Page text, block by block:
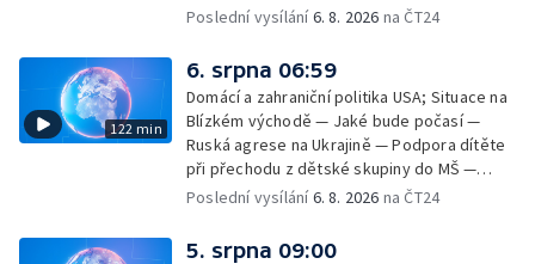
Poslední vysílání6. 8. 2026 na ČT24
122 min
6. srpna 06:59
Domácí a zahraniční politika USA; Situace na
Blízkém východě — Jaké bude počasí —
Ruská agrese na Ukrajině — Podpora dítěte
při přechodu z dětské skupiny do MŠ —
Filmové premiéry týdne — Dvě deci tuše v
rakovinu prsu
Poslední vysílání6. 8. 2026 na ČT24
5. srpna 09:00